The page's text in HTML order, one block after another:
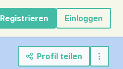
Registrieren Einloggen
Profil teilen